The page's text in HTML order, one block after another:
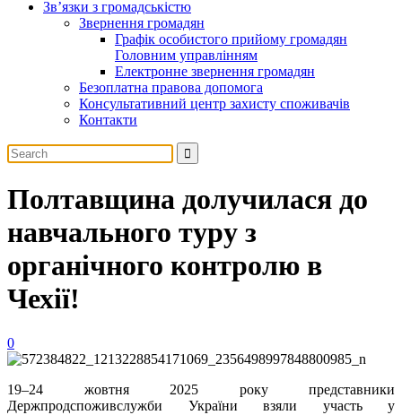
Зв’язки з громадськістю
Звернення громадян
Графік особистого прийому громадян
Головним управлінням
Електронне звернення громадян
Безоплатна правова допомога
Консультативний центр захисту споживачів
Контакти
Полтавщина долучилася до
навчального туру з
органічного контролю в
Чехії!
0
19–24 жовтня 2025 року представники
Держпродспоживслужби України взяли участь у